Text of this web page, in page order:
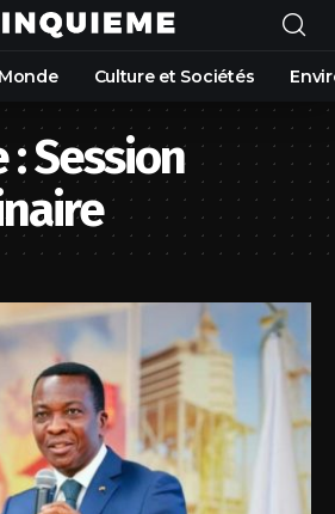
Monde Culture et Sociétés
:Session